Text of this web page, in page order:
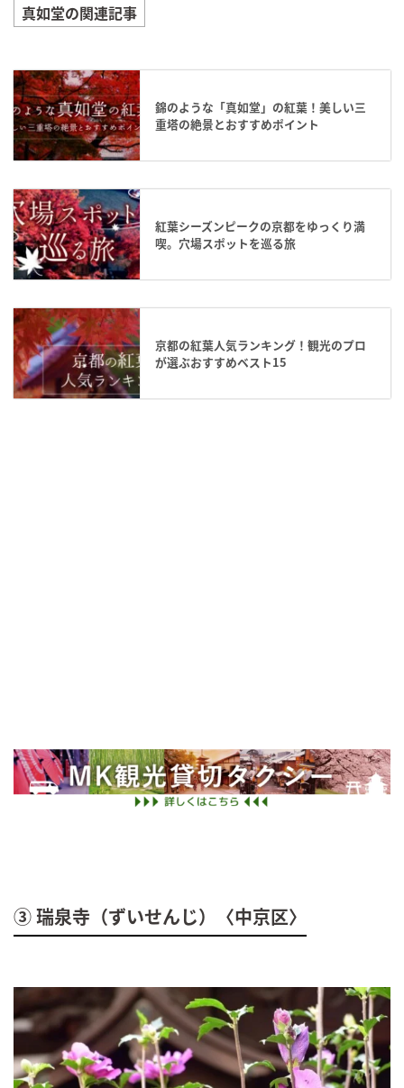
真如堂の関連記事
錦のような「真如堂」の紅葉！美しい三
重塔の絶景とおすすめポイント
紅葉シーズンピークの京都をゆっくり満
喫。穴場スポットを巡る旅
京都の紅葉人気ランキング！観光のプロ
が選ぶおすすめベスト15
③ 瑞泉寺（ずいせんじ）〈中京区〉